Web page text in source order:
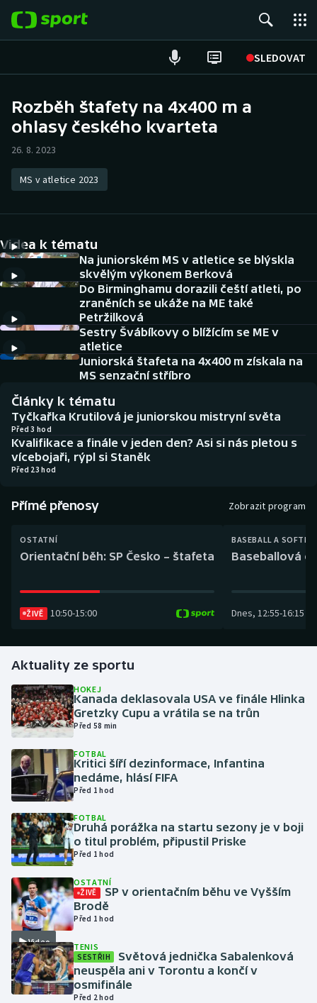
SLEDOVAT
Hokej
Atletika
DALŠÍ SPORTY
Americký fotbal
Baseball a softbal
Basketbal
Biatlon
Boby a skeleton
Box
Curling
Dostihy
Gymnastika
Házená
Jezdectví
Judo
Krasobruslení
Lezení
Moderní pětiboj
Motorsport
Olympijské hry
NEPŘEHLÉDNĚTE
Soutěže
Historické návraty
Aplikace ČT sport
AZ kvíz
Rozběh štafety na 4x400 m a
ohlasy českého kvarteta
26. 8. 2023
MS v atletice 2023
Videa k tématu
Na juniorském MS v atletice se blýskla
skvělým výkonem Berková
Do Birminghamu dorazili čeští atleti, po
zraněních se ukáže na ME také
Petržilková
Sestry Švábíkovy o blížícím se ME v
atletice
Juniorská štafeta na 4x400 m získala na
MS senzační stříbro
Články k tématu
Tyčkařka Krutilová je juniorskou mistryní světa
Před 3 hod
Kvalifikace a finále v jeden den? Asi si nás pletou s
vícebojaři, rýpl si Staněk
Před 23 hod
Přímé přenosy Zobrazit program
OSTATNÍ
Orientační běh: SP Česko – štafeta
ŽIVĚ 10:50-15:00
BASEBALL A
Baseballová
Dnes, 12:55-16:15
Aktuality ze sportu
HOKEJ
Kanada deklasovala USA ve finále Hlinka
Gretzky Cupu a vrátila se na trůn
Před 58 min
FOTBAL
Kritici šíří dezinformace, Infantina
nedáme, hlásí FIFA
Před 1 hod
FOTBAL
Druhá porážka na startu sezony je v boji
o titul problém, připustil Priske
Před 1 hod
Video
OSTATNÍ
ŽIVĚ
SP v orientačním běhu ve Vyšším
Brodě
Před 1 hod
TENIS
SESTŘIH
Světová jednička Sabalenková
neuspěla ani v Torontu a končí v
osmifinále
Před 2 hod